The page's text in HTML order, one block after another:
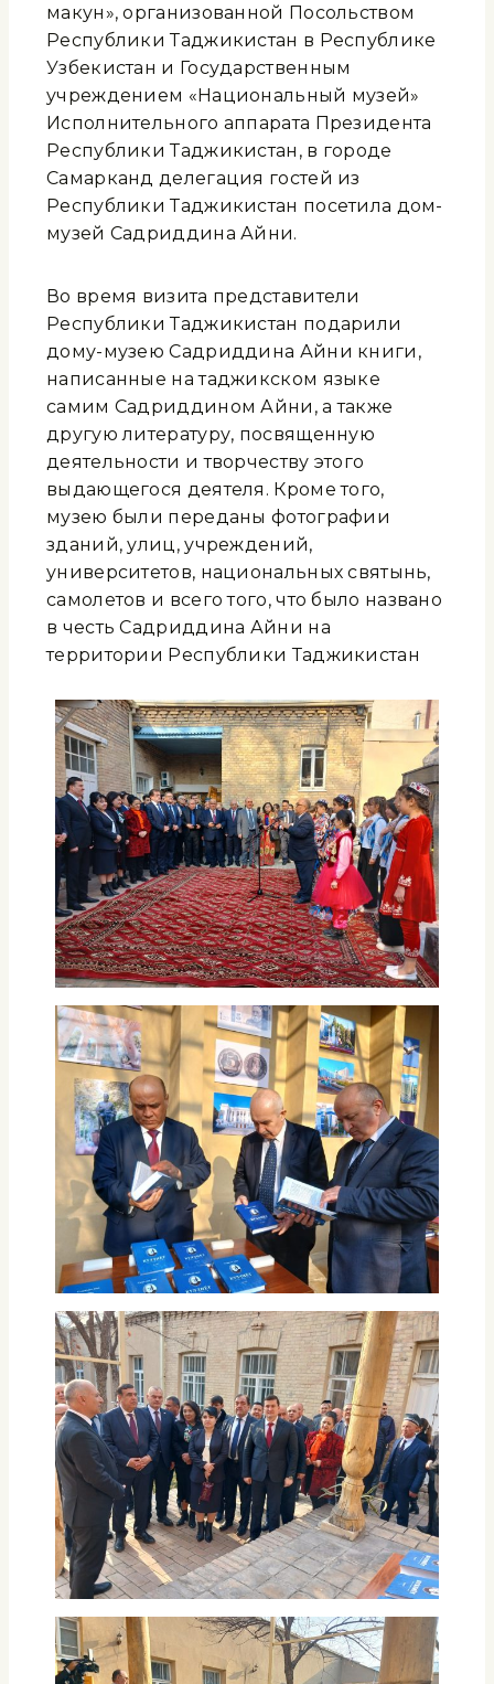
макун», организованной Посольством
Республики Таджикистан в Республике
Узбекистан и Государственным
учреждением «Национальный музей»
Исполнительного аппарата Президента
Республики Таджикистан, в городе
Самарканд делегация гостей из
Республики Таджикистан посетила дом-
музей Садриддина Айни.
Во время визита представители
Республики Таджикистан подарили
дому-музею Садриддина Айни книги,
написанные на таджикском языке
самим Садриддином Айни, а также
другую литературу, посвященную
деятельности и творчеству этого
выдающегося деятеля. Кроме того,
музею были переданы фотографии
зданий, улиц, учреждений,
университетов, национальных святынь,
самолетов и всего того, что было названо
в честь Садриддина Айни на
территории Республики Таджикистан